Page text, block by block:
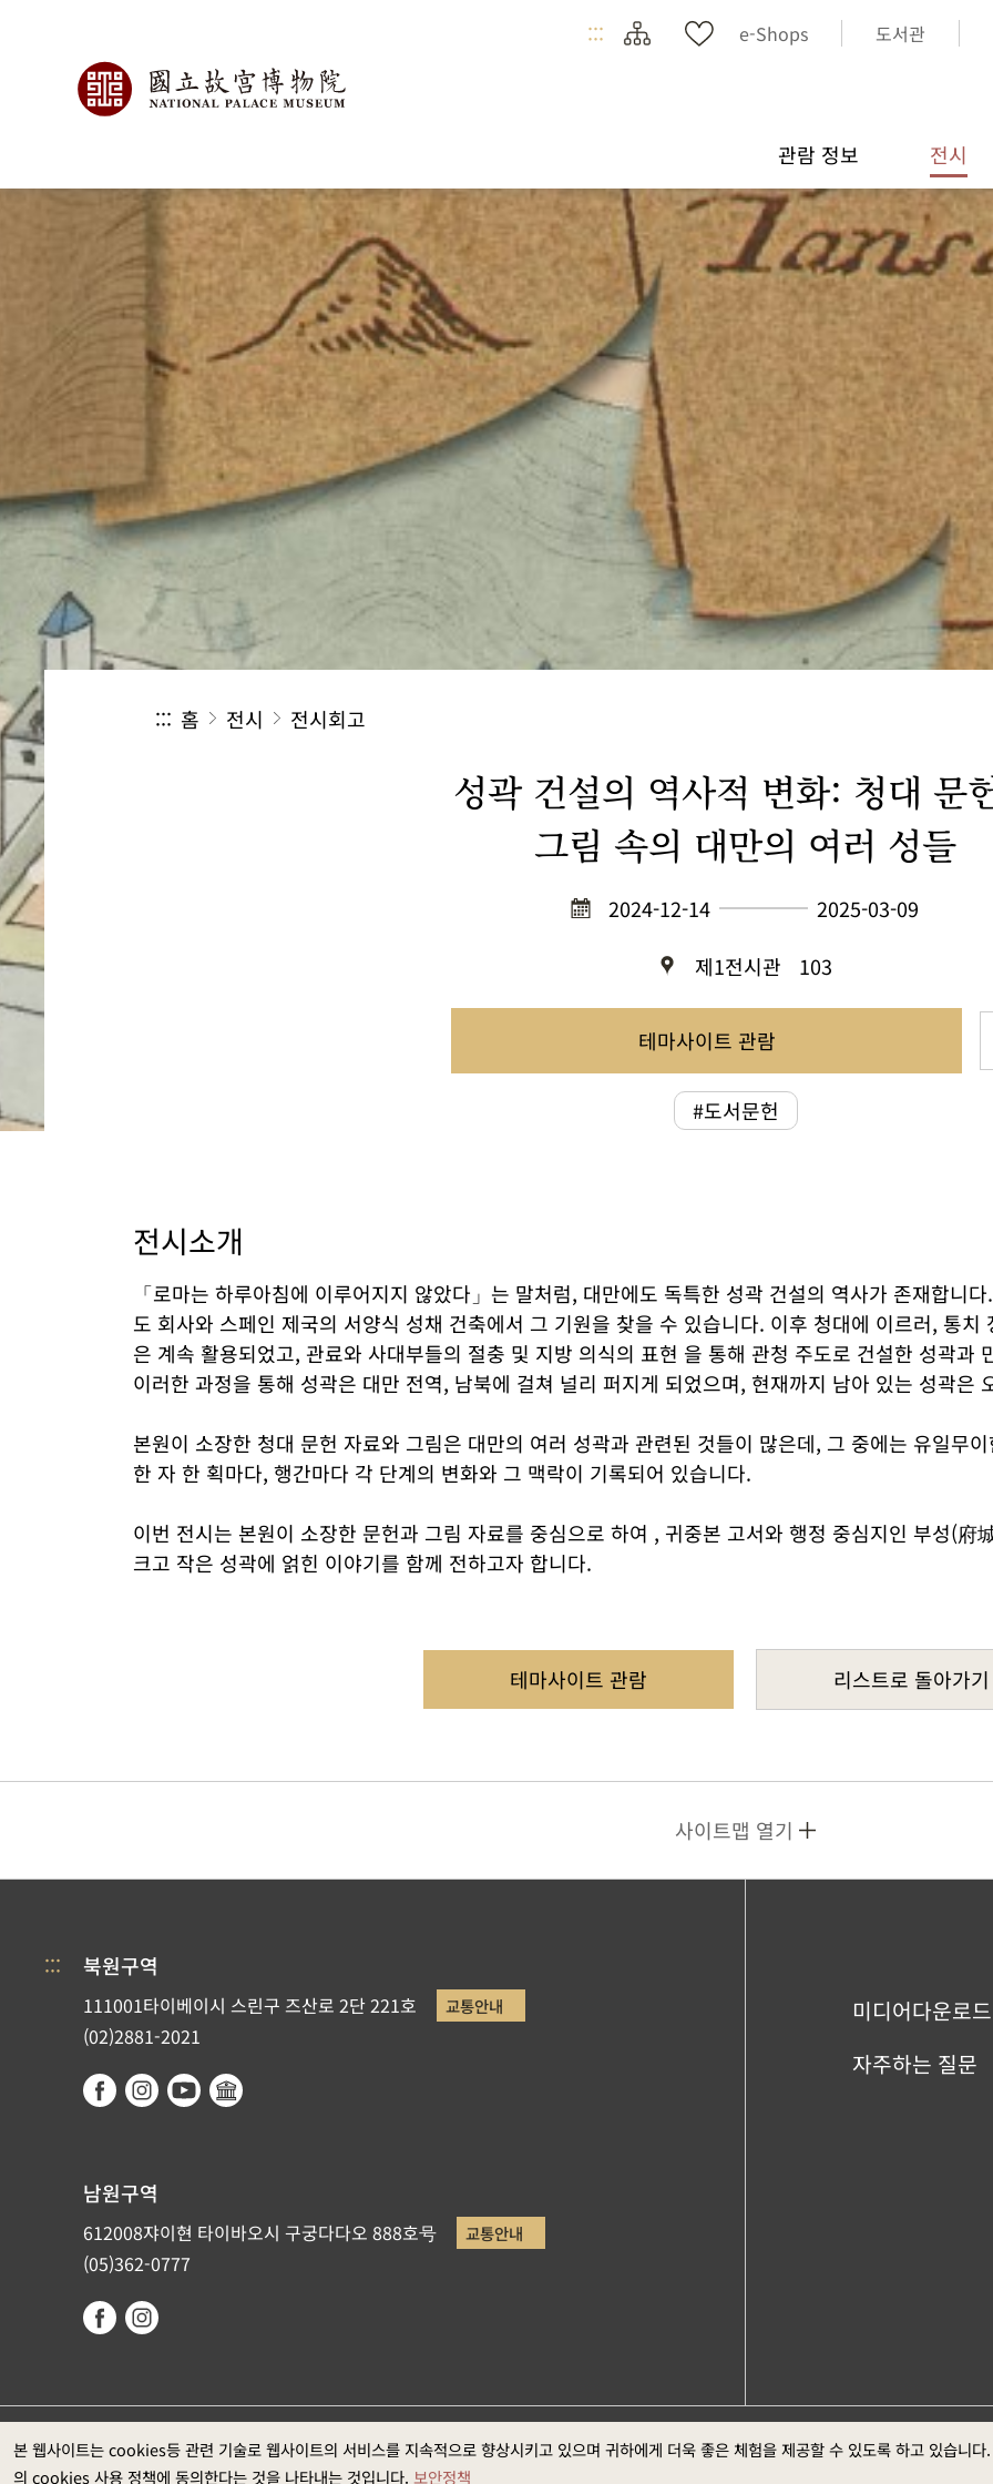
본 웹사이트는 cookies등 관련 기술로 웹사이트의 서비스를 지속적으로 향상시키고 있으며 귀하에게 더욱 좋은 체험을 제공할 수 있도록 하고 있습니
의 cookies 사용 정책에 동의한다는 것을 나타내는 것입니다. 보안정책
::: e-Shops 도서관
관람 정보 전시
::: 홈 전시 전시회고
성곽 건설의 역사적 변화: 청대 문
그림 속의 대만의 여러 성들
2024-12-14
2025-03-09
제1전시관
103
테마사이트 관람
#도서문헌
전시소개
「로마는 하루아침에 이루어지지 않았다」는 말처럼, 대만에도 독특한 성곽 건설의 역사가 존재합니
도 회사와 스페인 제국의 서양식 성채 건축에서 그 기원을 찾을 수 있습니다. 이후 청대에 이르러, 통
은 계속 활용되었고, 관료와 사대부들의 절충 및 지방 의식의 표현 을 통해 관청 주도로 건설한 성곽과
이러한 과정을 통해 성곽은 대만 전역, 남북에 걸쳐 널리 퍼지게 되었으며, 현재까지 남아 있는 성곽은
본원이 소장한 청대 문헌 자료와 그림은 대만의 여러 성곽과 관련된 것들이 많은데, 그 중에는 유일무
한 자 한 획마다, 행간마다 각 단계의 변화와 그 맥락이 기록되어 있습니다.
이번 전시는 본원이 소장한 문헌과 그림 자료를 중심으로 하여 , 귀중본 고서와 행정 중심지인 부성(府
크고 작은 성곽에 얽힌 이야기를 함께 전하고자 합니다.
테마사이트 관람 리스트로 돌아가기
사이트맵 열기
::: 북원구역
111001타이베이시 스린구 즈산로 2단 221호 교통안내
(02)2881-2021
남원구역
612008쟈이현 타이바오시 구궁다다오 888호号 교통안내
(05)362-0777
미디어다운로드
자주하는 질문
국립고궁박물원이 저작권을 갖고 있습니다. 권장 웹브라우저: Edge，Google Chrome최신버전 (스크린 최적의 화면 효 정부